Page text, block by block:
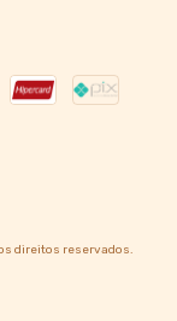
direitos reservados.